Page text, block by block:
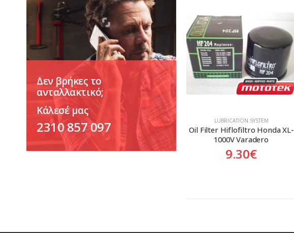
LUBRICATION SYSTEM
Oil Filter Hiflofiltro Honda XL-
1000V Varadero
9.30€
Δεν βρήκες το
ανταλλακτικό;
Κάλεσέ μας
2310 857 097